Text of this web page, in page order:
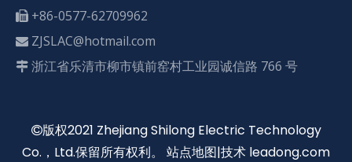
 +86-0577-62709962
 ZJSLAC@hotmail.com
 浙江省乐清市柳市镇前窑村工业园诚信路 766 号
版权2021 Zhejiang Shilong Electric Technology
Co.，Ltd.保留所有权利。 站点地图|技术 leadong.com